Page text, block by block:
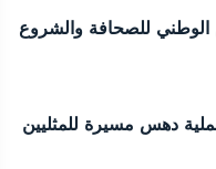
الوطني للصحافة والشروع
أخرين في عملية دهس مسيرة للمثليين